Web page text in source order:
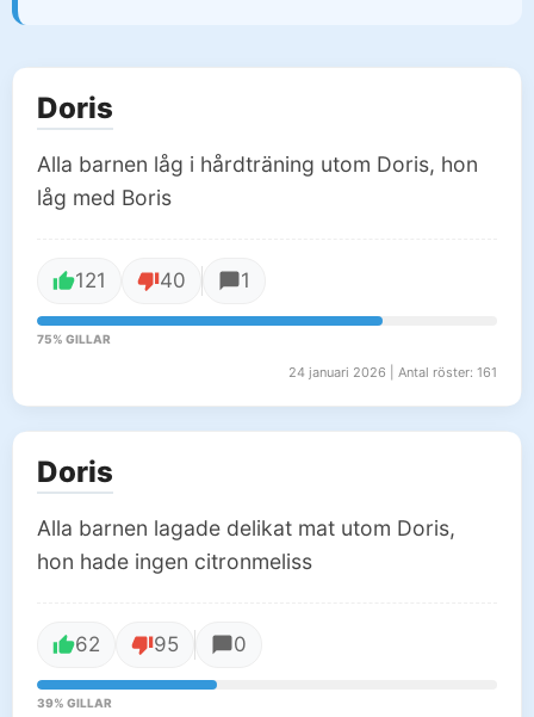
Doris
Alla barnen låg i hårdträning utom Doris, hon
låg med Boris
121 40 1
75% GILLAR
24 januari 2026 | Antal röster: 161
Doris
Alla barnen lagade delikat mat utom Doris,
hon hade ingen citronmeliss
62 95 0
39% GILLAR